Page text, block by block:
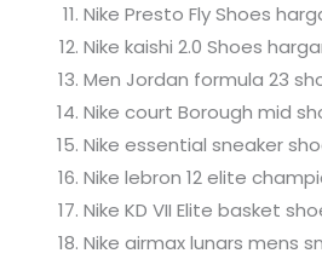
Nike Presto Fly Shoes
Nike kaishi 2.0 Shoes
Men Jordan formula 23
Nike court Borough mid
Nike essential sneaker
Nike lebron 12 elite
Nike KD VII Elite basket
Nike airmax lunars mens